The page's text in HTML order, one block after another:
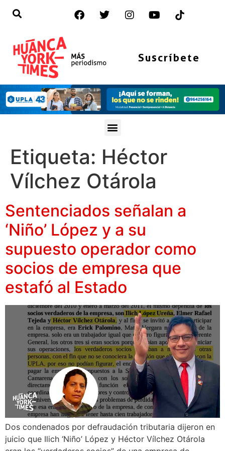
Suscríbete
Etiqueta: Héctor
Vílchez Otárola
Sentenciados señalan a
‘Niño’ López y a su
supuesto operador como
socios de empresa que
estafó al Estado
Dos condenados por defraudación tributaria dijeron en
juicio que Ilich ‘Niño’ López y Héctor Vílchez Otárola